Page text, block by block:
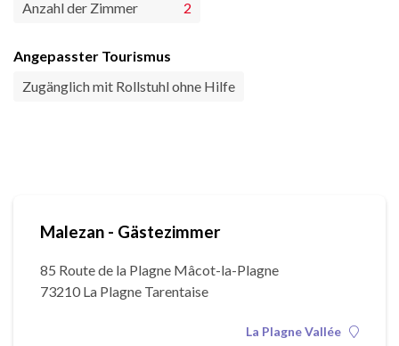
Anzahl der Zimmer 2
Angepasster Tourismus
Zugänglich mit Rollstuhl ohne Hilfe
Malezan - Gästezimmer
85 Route de la Plagne Mâcot-la-Plagne
73210 La Plagne Tarentaise
La Plagne Vallée